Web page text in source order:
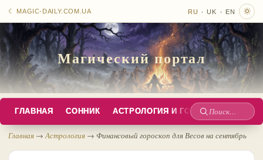
☾ MAGIC-DAILY.COM.UA RU · UK · EN
Магический портал
ГЛАВНАЯ СОННИК АСТРОЛОГИЯ И ГОРОСКОПЫ
Поиск
по
сайту
Главная → Астрология → Финансовый гороскоп для Весов на сентябрь